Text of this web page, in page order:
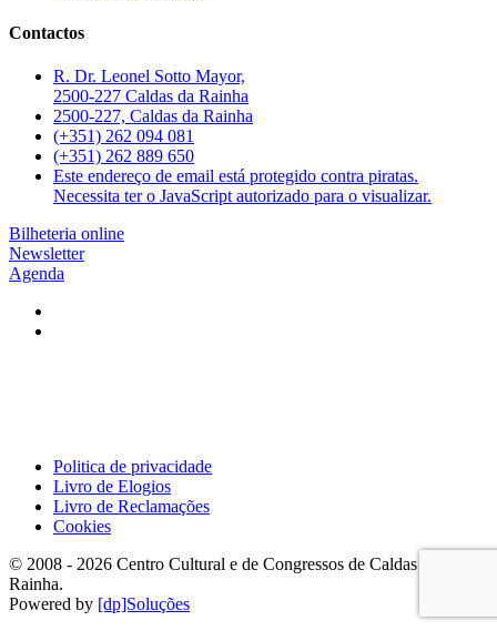
Contactos
R. Dr. Leonel Sotto Mayor,
2500-227 Caldas da Rainha
2500-227, Caldas da Rainha
(+351) 262 094 081
(+351) 262 889 650
Este endereço de email está protegido contra piratas.
Necessita ter o JavaScript autorizado para o visualizar.
Bilheteria online
Newsletter
Agenda
Politica de privacidade
Livro de Elogios
Livro de Reclamações
Cookies
© 2008 - 2026 Centro Cultural e de Congressos de Caldas da
Rainha.
Powered by [dp]Soluções